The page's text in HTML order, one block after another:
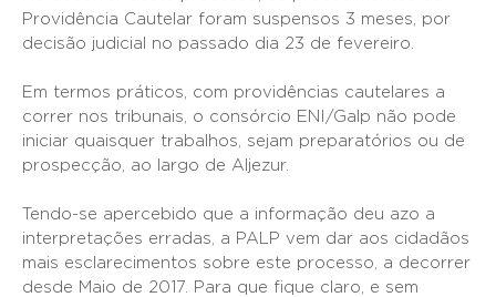
Providência Cautelar foram suspensos 3 meses, por
decisão judicial no passado dia 23 de fevereiro.
Em termos práticos, com providências cautelares a
correr nos tribunais, o consórcio ENI/Galp não pode
iniciar quaisquer trabalhos, sejam preparatórios ou de
prospecção, ao largo de Aljezur.
Tendo-se apercebido que a informação deu azo a
interpretações erradas, a PALP vem dar aos cidadãos
mais esclarecimentos sobre este processo, a decorrer
desde Maio de 2017. Para que fique claro, e sem